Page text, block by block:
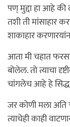
पण् मुद्दा हा आहे की
तशी ती मांसाहार
शाकाहार
आता मी चहात
बोलेल. तो त्याचा
चांगलेच आहे हे सिद्ध
जर कोणी मला अति
त्याचेही काही